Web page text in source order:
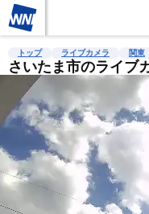
雨雲レーダー 台風情報
トップ ライブカメラ 関東
さいたま市のライブ